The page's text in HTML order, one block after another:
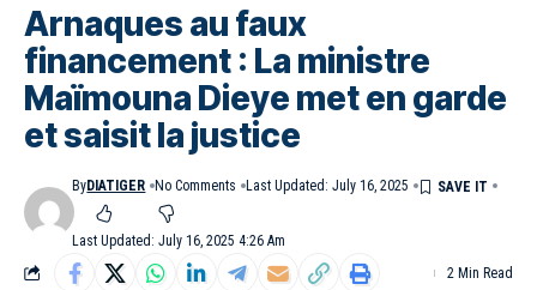
Arnaques au faux
financement : La ministre
Maïmouna Dieye met en garde
et saisit la justice
Last Updated: July 16, 2025 4:26 Am
ByDIATIGER No Comments Last Updated: July 16, 2025
2 Min Read